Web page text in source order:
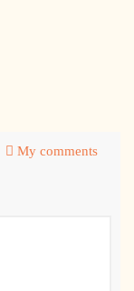
My comments